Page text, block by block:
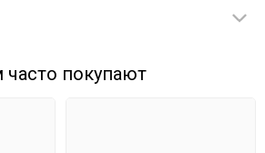
покупают